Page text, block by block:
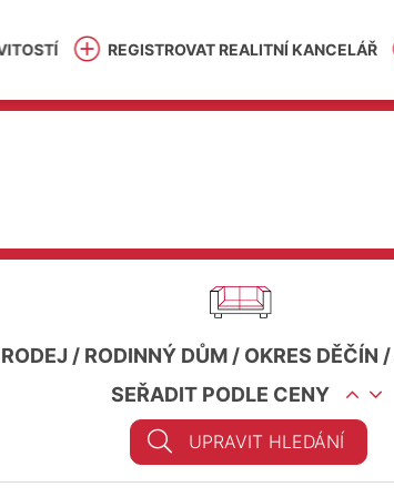
REGISTROVAT REALITNÍ KANCELÁŘ
/ RODINNÝ DŮM/ OKRES DĚČÍN /
SEŘADIT PODLE CENY
UPRAVIT HLEDÁNÍ